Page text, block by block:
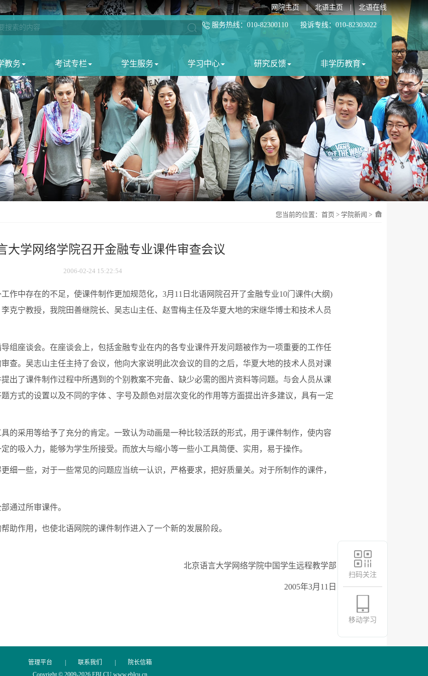
网院主页|北语主页|北语在线
服务热线：010-82300110 投诉专线：010-82303022
教务 考试专栏 学生服务 学习中心 研究反馈 非学历教育
扫码关注
移动学习
您当前的位置： 首页 > 学院新闻 >
大学网络学院召开金融专业课件审查会议
2006-02-24 15:22:54
作中存在的不足，使课件制作更加规范化，3月11日北语网院召开了金融专业10门课件(大纲)
克宁教授，我院田善继院长、吴志山主任、赵雪梅主任及华夏大地的宋继华博士和技术人员
组座谈会。在座谈会上，包括金融专业在内的各专业课件开发问题被作为一项重要的工作任
查。吴志山主任主持了会议，他向大家说明此次会议的目的之后，华夏大地的技术人员对课
出了课件制作过程中所遇到的个别教案不完备、缺少必需的图片资料等问题。与会人员从课
方式的设置以及不同的字体 、字号及颜色对层次变化的作用等方面提出许多建议，具有一定
的采用等给予了充分的肯定。一致认为动画是一种比较活跃的形式，用于课件制作，使内容
的吸入力，能够为学生所接受。而放大与缩小等一些小工具简便、实用，易于操作。
细一些，对于一些常见的问题应当统一认识，严格要求，把好质量关。对于所制作的课件，
通过所审课件。
助作用，也使北语网院的课件制作进入了一个新的发展阶段。
北京语言大学网络学院中国学生远程教学部
2005年3月11日
管理平台 联系我们
院长信箱
Copyright © 2009-2026 EBLCU www.eblcu.cn